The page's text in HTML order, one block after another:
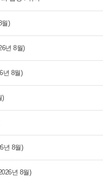
월)
년 8월)
년 8월)
)
년 8월)
년 8월)